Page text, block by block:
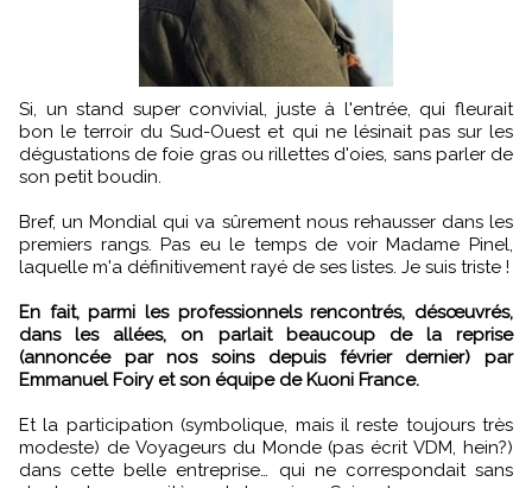
Si, un stand super convivial, juste à l'entrée, qui fleurait
bon le terroir du Sud-Ouest et qui ne lésinait pas sur les
dégustations de foie gras ou rillettes d'oies, sans parler de
son petit boudin.
Bref, un Mondial qui va sûrement nous rehausser dans les
premiers rangs. Pas eu le temps de voir Madame Pinel,
laquelle m'a définitivement rayé de ses listes. Je suis triste !
En fait, parmi les professionnels rencontrés, désœuvrés,
dans les allées, on parlait beaucoup de la reprise
(annoncée par nos soins depuis février dernier) par
Emmanuel Foiry et son équipe de Kuoni France.
Et la participation (symbolique, mais il reste toujours très
modeste) de Voyageurs du Monde (pas écrit VDM, hein?)
dans cette belle entreprise… qui ne correspondait sans